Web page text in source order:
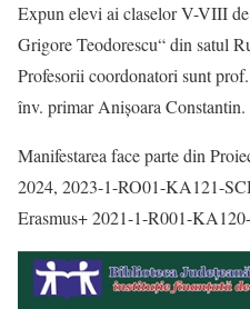
Expun elevi ai claselor V-VIII
Grigore Teodorescu“ din satul
Profesorii coordonatori sunt
înv. primar Anișoara Constantin.
Manifestarea face parte din
2024, 2023-1-RO01-KA121-
Erasmus+ 2021-1-R001-